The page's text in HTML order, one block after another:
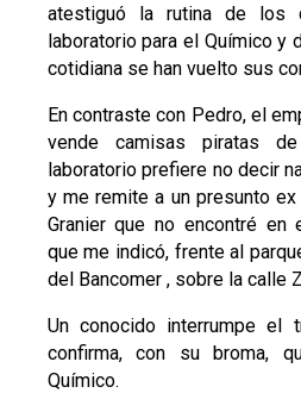
atestiguó la rutina de los
laboratorio para el Químico y
cotidiana se han vuelto sus
En contraste con Pedro, el
vende camisas piratas
laboratorio prefiere no decir
y me remite a un presunto
Granier que no encontré
que me indicó, frente al
del Bancomer , sobre la calle
Un conocido interrumpe el
confirma, con su broma,
Químico.